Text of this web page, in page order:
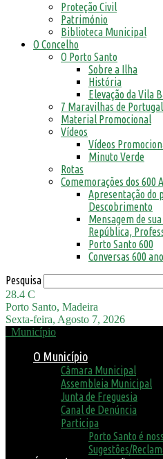
Proteção Civil
Património
Biblioteca Municipal
O Concelho
O Porto Santo
Sobre a Ilha
História
Elevação da Vila
7 Maravilhas de
Material Promocional
Vídeos
Vídeos
Minuto Verde
Rotas
Comemorações dos 600
Apresentação do
Descobrimento
Mensagem de
República,
Porto Santo 600
Conversas 600
Pesquisa
28.4 C
Porto Santo, Madeira
Sexta-feira, Agosto 7, 2026
Município
O Município
Câmara Municipal
Assembleia Municipal
Junta de Freguesia
Canal de Denúncia
Participa
Porto Santo é
Sugestões/